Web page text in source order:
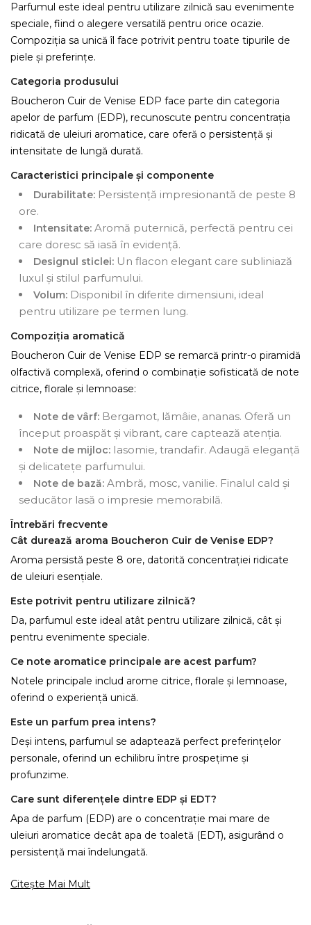
Parfumul este ideal pentru utilizare zilnică sau evenimente
speciale, fiind o alegere versatilă pentru orice ocazie.
Compoziția sa unică îl face potrivit pentru toate tipurile de
piele și preferințe.
Categoria produsului
Boucheron Cuir de Venise EDP face parte din categoria
apelor de parfum (EDP), recunoscute pentru concentrația
ridicată de uleiuri aromatice, care oferă o persistență și
intensitate de lungă durată.
Caracteristici principale și componente
Durabilitate: Persistență impresionantă de peste 8
ore.
Intensitate: Aromă puternică, perfectă pentru cei
care doresc să iasă în evidență.
Designul sticlei: Un flacon elegant care subliniază
luxul și stilul parfumului.
Volum: Disponibil în diferite dimensiuni, ideal
pentru utilizare pe termen lung.
Compoziția aromatică
Boucheron Cuir de Venise EDP se remarcă printr-o piramidă
olfactivă complexă, oferind o combinație sofisticată de note
citrice, florale și lemnoase:
Note de vârf: Bergamot, lămâie, ananas. Oferă un
început proaspăt și vibrant, care captează atenția.
Note de mijloc: Iasomie, trandafir. Adaugă eleganță
și delicatețe parfumului.
Note de bază: Ambră, mosc, vanilie. Finalul cald și
seducător lasă o impresie memorabilă.
Întrebări frecvente
Cât durează aroma Boucheron Cuir de Venise EDP?
Aroma persistă peste 8 ore, datorită concentrației ridicate
de uleiuri esențiale.
Este potrivit pentru utilizare zilnică?
Da, parfumul este ideal atât pentru utilizare zilnică, cât și
pentru evenimente speciale.
Ce note aromatice principale are acest parfum?
Notele principale includ arome citrice, florale și lemnoase,
oferind o experiență unică.
Este un parfum prea intens?
Deși intens, parfumul se adaptează perfect preferințelor
personale, oferind un echilibru între prospețime și
profunzime.
Care sunt diferențele dintre EDP și EDT?
Apa de parfum (EDP) are o concentrație mai mare de
uleiuri aromatice decât apa de toaletă (EDT), asigurând o
persistență mai îndelungată.
Citește Mai Mult